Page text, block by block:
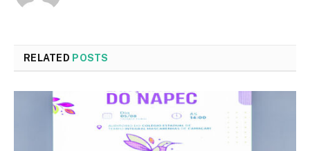
RELATED POSTS